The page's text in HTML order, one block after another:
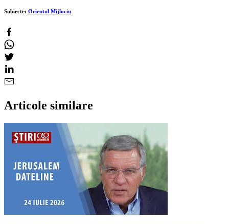
Subiecte: Orientul Mijlociu
Articole similare